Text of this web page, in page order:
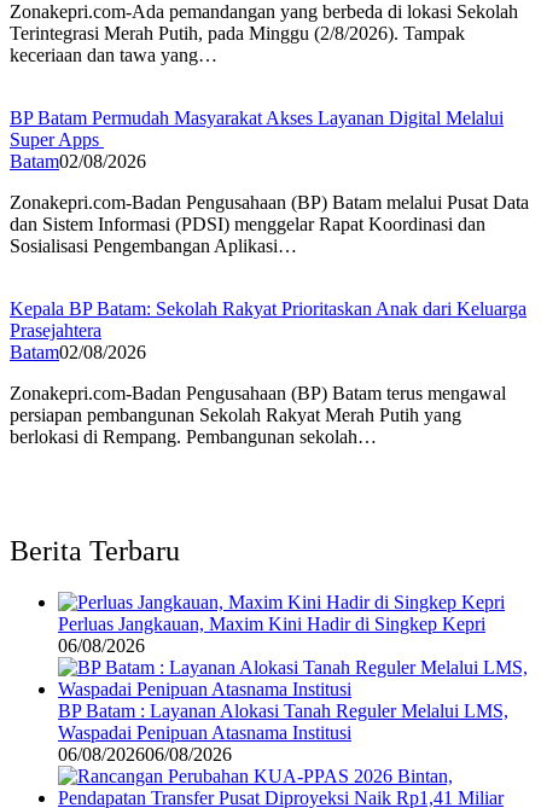
Zonakepri.com-Ada pemandangan yang berbeda di lokasi Sekolah
Terintegrasi Merah Putih, pada Minggu (2/8/2026). Tampak
keceriaan dan tawa yang…
BP Batam Permudah Masyarakat Akses Layanan Digital Melalui
Super Apps
Batam02/08/2026
Zonakepri.com-Badan Pengusahaan (BP) Batam melalui Pusat Data
dan Sistem Informasi (PDSI) menggelar Rapat Koordinasi dan
Sosialisasi Pengembangan Aplikasi…
Kepala BP Batam: Sekolah Rakyat Prioritaskan Anak dari Keluarga
Prasejahtera
Batam02/08/2026
Zonakepri.com-Badan Pengusahaan (BP) Batam terus mengawal
persiapan pembangunan Sekolah Rakyat Merah Putih yang
berlokasi di Rempang. Pembangunan sekolah…
Berita Terbaru
Perluas Jangkauan, Maxim Kini Hadir di Singkep Kepri
06/08/2026
BP Batam : Layanan Alokasi Tanah Reguler Melalui LMS,
Waspadai Penipuan Atasnama Institusi
06/08/202606/08/2026